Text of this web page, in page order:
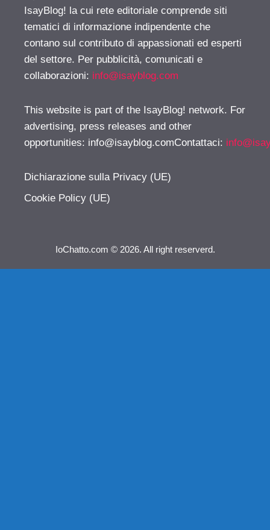
IsayBlog! la cui rete editoriale comprende siti
tematici di informazione indipendente che
contano sul contributo di appassionati ed esperti
del settore. Per pubblicità, comunicati e
collaborazioni: info@isayblog.com
This website is part of the IsayBlog! network. For
advertising, press releases and other
opportunities: info@isayblog.comContattaci:
Dichiarazione sulla Privacy (UE)
Cookie Policy (UE)
IoChatto.com © 2026. All right reserverd.